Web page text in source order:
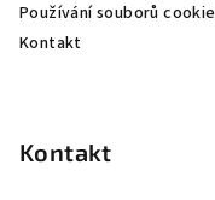
Používání souborů
Kontakt
Kontakt